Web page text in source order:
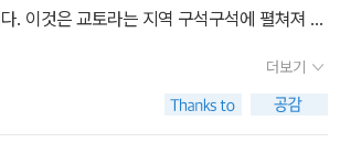
. 이것은 교토라는 지역 구석구석에 펼쳐져 있
한 분위기를 지양하고 차분하게 행동하는 것과
려는 '메이와꾸' 정신이 조화되어 일본의 타
을 가진다고 생각해왔고, 이 느낌의 근원인
더보기